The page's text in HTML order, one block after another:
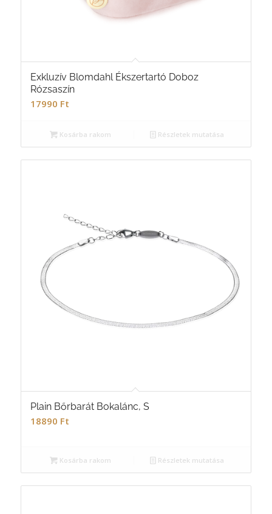
Exkluzív Blomdahl Ékszertartó Doboz
Rózsaszín
17990 Ft
Kosárba rakom Részletek mutatása
Plain Bőrbarát Bokalánc, S
18890 Ft
Kosárba rakom Részletek mutatása